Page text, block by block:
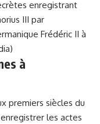
enregistrant
III par
Frédéric II à
à
premiers siècles du
les actes